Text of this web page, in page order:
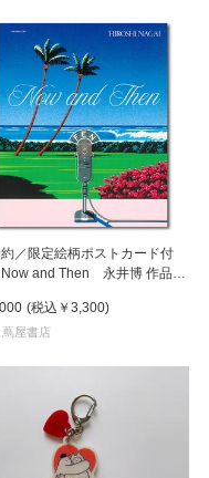
約／限定絵柄ポストカード付
Now and Then 永井博 作品
(税込 ￥3,300)
屋書店